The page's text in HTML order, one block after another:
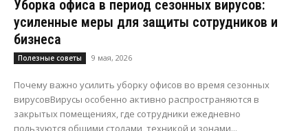
Уборка офиса в период сезонных вирусов:
усиленные меры для защиты сотрудников и
бизнеса
Полезные советы 9 мая, 2026
Почему важно усилить уборку офисов во время сезонных
вирусовВирусы особенно активно распространяются в
закрытых помещениях, где сотрудники ежедневно
пользуются общими столами, техникой и зонами...